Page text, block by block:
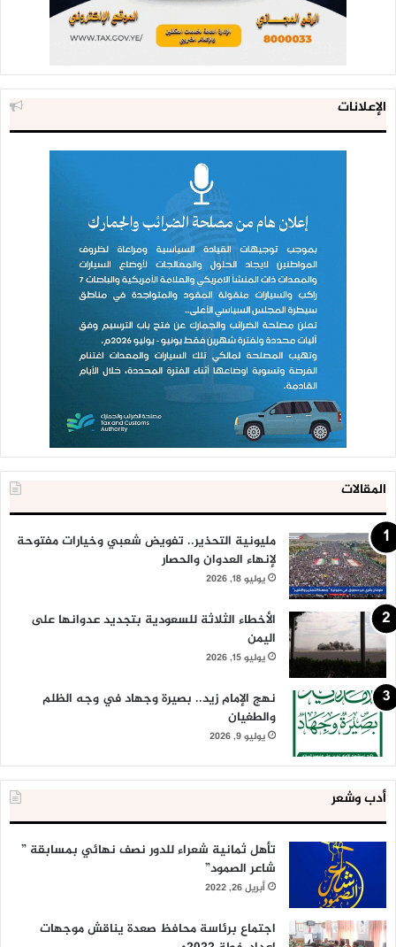
الإعلانات
المقالات
مليونية التحذير.. تفويض شعبي وخيارات مفتوحة
لإنهاء العدوان والحصار
يوليو 18, 2026
الأخطاء الثلاثة للسعودية بتجديد عدوانها على
اليمن
يوليو 15, 2026
نهج الإمام زيد.. بصيرة وجهاد في وجه الظلم
والطغيان
يوليو 9, 2026
أدب وشعر
تأهل ثمانية شعراء للدور نصف نهائي بمسابقة ”
شاعر الصمود”
أبريل 26, 2022
اجتماع برئاسة محافظ صعدة يناقش موجهات